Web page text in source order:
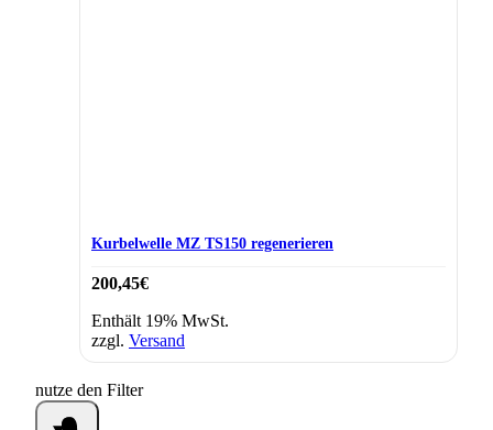
Kurbelwelle MZ TS150 regenerieren
200,45€
Enthält 19% MwSt.
zzgl. Versand
nutze den Filter